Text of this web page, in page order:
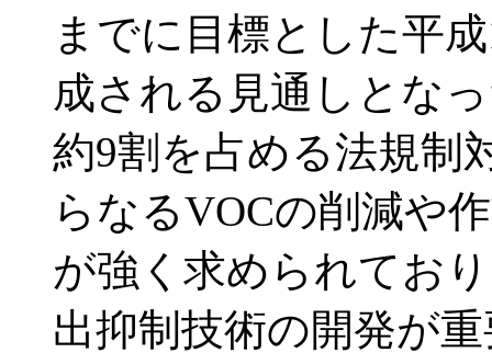
までに目標とした平
成される見通しとな
約9割を占める法規制
らなるVOCの削減や
が強く求められてお
出抑制技術の開発が